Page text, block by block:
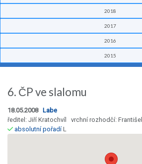
2018
2017
2016
2015
6. ČP ve slalomu
18.05.2008 Labe
ředitel: Jiří Kratochvíl vrchní rozhodčí:
absolutní pořadíL